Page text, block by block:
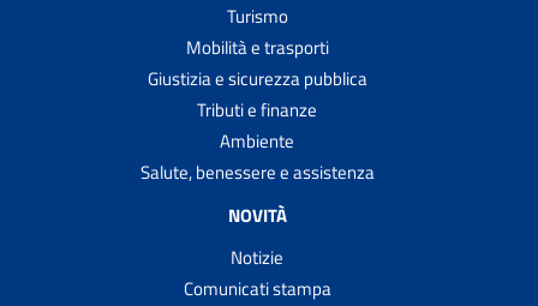
Turismo
Mobilità e trasporti
Giustizia e sicurezza pubblica
Tributi e finanze
Ambiente
Salute, benessere e assistenza
NOVITÀ
Notizie
Comunicati stampa